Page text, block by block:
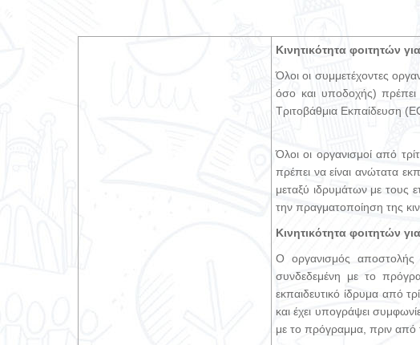
Κινητικότητα φοιτητών
Όλοι οι συμμετέχοντες
όσο και υποδοχής) πρέπει
Τριτοβάθμια Εκπαίδευση
Όλοι οι οργανισμοί από
πρέπει να είναι ανώτατα
μεταξύ ιδρυμάτων με τους
την πραγματοποίηση της
Κινητικότητα φοιτητών
Ο οργανισμός αποστολής
συνδεδεμένη με το
εκπαιδευτικό ίδρυμα από
και έχει υπογράψει
με το πρόγραμμα, πριν από